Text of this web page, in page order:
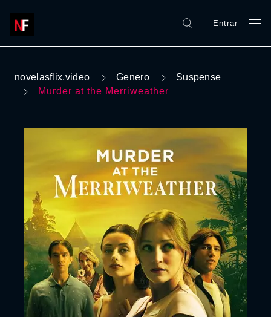
Entrar
novelasflix.video Genero
Suspense
Murder at the Merriweather